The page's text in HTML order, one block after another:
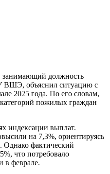
занимающий должность
ВШЭ, объяснил ситуацию с
2025 года. По его словам,
пожилых граждан
индексации выплат.
на 7,3%, ориентируясь
фактический
что потребовало
в феврале.